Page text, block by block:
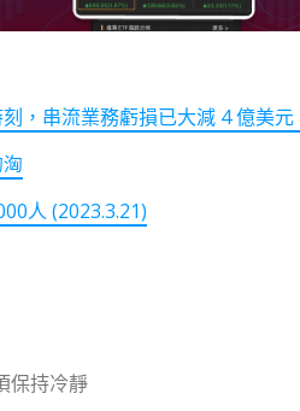
，串流業務虧損已大減 4 億美
人 (2023.3.21)
保持冷靜